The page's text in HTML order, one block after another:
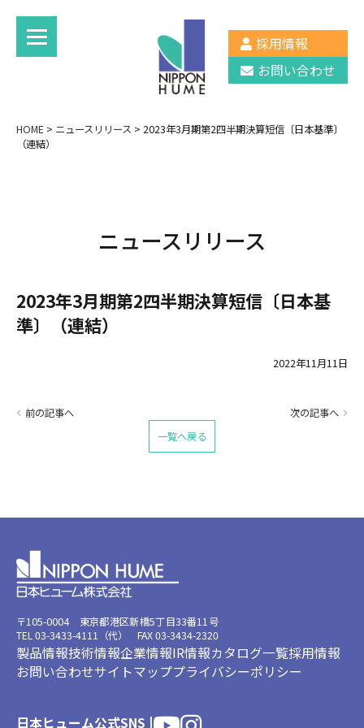
採用情報
お問い合わせ
HOME > ニュースリリース > 2023年3月期第2四半期決算短信〔日本基準〕
（連結）
ニュースリリース
2023年3月期第2四半期決算短信〔日本基
準〕（連結）
2022年11月11日
前の記事へ
次の記事へ
一覧へ戻る
〒105-0004 東京都港区新橋5丁目33番11号
TEL 03-3433-4111（代） FAX 03-3434-2320
製品情報技術情報企業情報IR情報カタログ一覧採用情報
お問い合わせサイトマッププライバシーポリシー
日本ヒューム公式SNS |